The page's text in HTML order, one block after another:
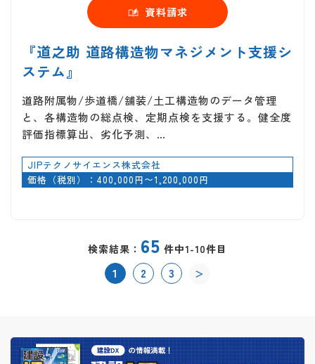
資料請求
『道之助 道路構造物マネジメント支援シ
ステム』
道路附属物/歩道橋/舗装/土工構造物のデータ管理
と、各構造物の総点検、定期点検を支援する。健全度
評価指標算出、劣化予測、…
JIPテクノサイエンス株式会社
価格（税別）：400,000円〜1,200,000円
検索結果： 65 件中1-10件目
1 2 3 ＞